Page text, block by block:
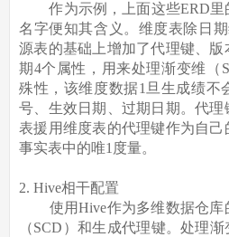
作为示例，上面这些ERD里
名字便知其含义。维度表除日
源表的基础上增加了代理键、版
期4个属性，用来处理渐变维（
殊性，该维度数据1旦生成绩不
号、生效日期、过期日期。代
表援用维度表的代理键作为自
事实表中的唯1度量。
2. Hive相干配置
使用Hive作为多维数据仓库
（SCD）和生成代理键。处理